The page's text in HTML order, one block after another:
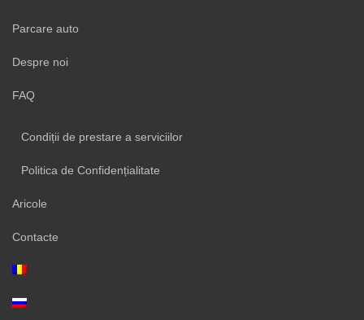
Parcare auto
Despre noi
FAQ
Condiții de prestare a serviciilor
Politica de Confidențialitate
Aricole
Contacte